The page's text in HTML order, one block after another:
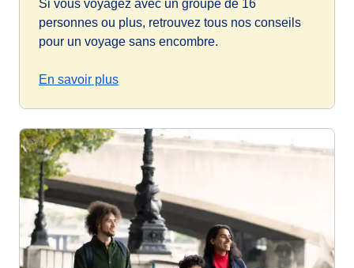
Si vous voyagez avec un groupe de 16
personnes ou plus, retrouvez tous nos conseils
pour un voyage sans encombre.
En savoir plus